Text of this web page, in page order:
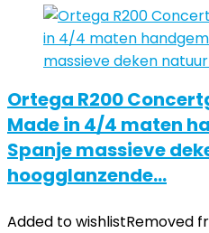
Ortega R200
Made in 4/4 maten
Spanje massieve
hoogglanzende…
Added to wishlistRemoved